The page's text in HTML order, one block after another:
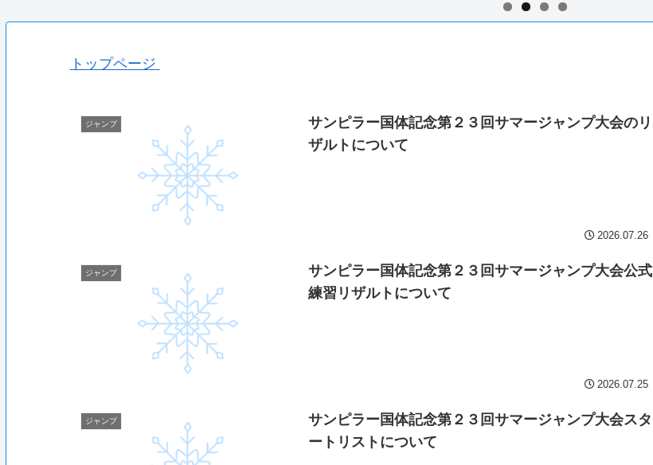
トップページ
ジャンプ
サンピラー国体記念第２３回サマージャンプ大会のリ
ザルトについて
2026.07.26
ジャンプ
サンピラー国体記念第２３回サマージャンプ大会公式
練習リザルトについて
2026.07.25
ジャンプ
サンピラー国体記念第２３回サマージャンプ大会スタ
ートリストについて